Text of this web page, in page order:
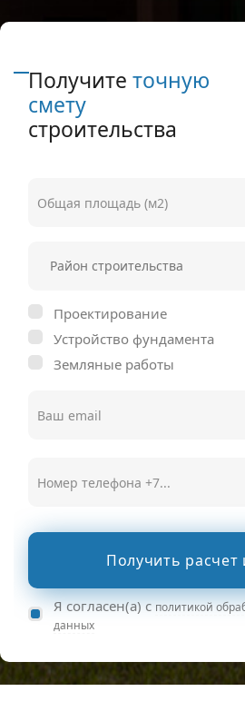
Получите точную
смету
строительства
Проектирование
Устройство фундамента
Земляные работы
Получить расчет
Я согласен(а) сполитикой
данных